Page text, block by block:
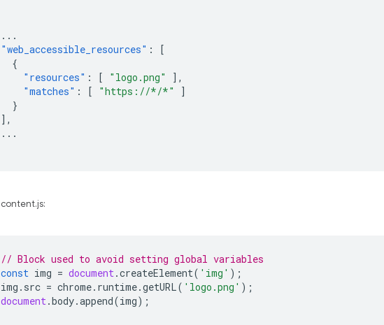
...
"web_accessible_resources" :
[
{
"resources" : [ "logo.png"
],
"matches" : [ "https://*/*"
]
}
],
...
content.js:
// Block used to avoid setting global variables
const img = document.createElement( 'img' );
img . src = chrome. runtime.getURL( 'logo.png' );
document.body.append(img);